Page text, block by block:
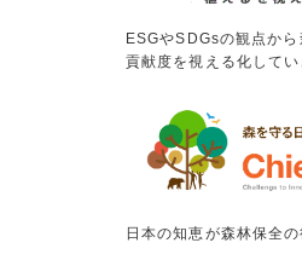
ESGやSDGsの観点か
貢献度を視える化して
日本の知恵が森林保全